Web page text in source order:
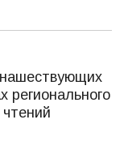
регионального